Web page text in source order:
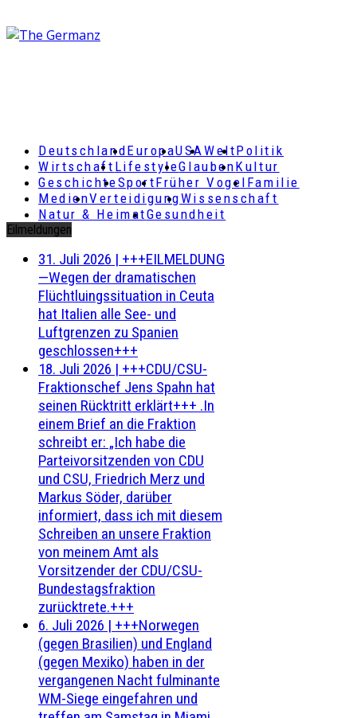
DeutschlandEuropaUSAWeltPolitik
Wirtschaft LifestyleGlaubenKultur
GeschichteSportFrüher Vogel Familie
MedienVerteidigungWissenschaft
Natur & HeimatGesundheit
Eilmeldungen
31. Juli 2026 | +++EILMELDUNG
—Wegen der dramatischen
Flüchtluingssituation in Ceuta
hat Italien alle See- und
Luftgrenzen zu Spanien
geschlossen+++
18. Juli 2026 | +++CDU/CSU-
Fraktionschef Jens Spahn hat
seinen Rücktritt erklärt+++ .In
einem Brief an die Fraktion
schreibt er: „Ich habe die
Parteivorsitzenden von CDU
und CSU, Friedrich Merz und
Markus Söder, darüber
informiert, dass ich mit diesem
Schreiben an unsere Fraktion
von meinem Amt als
Vorsitzender der CDU/CSU-
Bundestagsfraktion
zurücktrete.+++
6. Juli 2026 | +++Norwegen
(gegen Brasilien) und England
(gegen Mexiko) haben in der
vergangenen Nacht fulminante
WM-Siege eingefahren und